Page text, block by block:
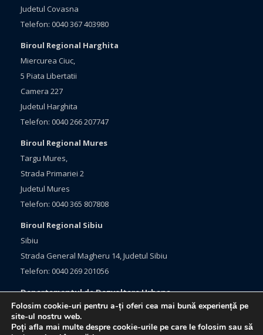
Judetul Covasna
Telefon: 0040 367 403980
Biroul Regional Harghita
Miercurea Ciuc,
5 Piata Libertatii
Camera 227
Judetul Harghita
Telefon: 0040 266 207747
Biroul Regional Mures
Targu Mures,
Strada Primariei 2
Judetul Mures
Telefon: 0040 365 807808
Biroul Regional Sibiu
Sibiu
Strada General Magheru 14, Judetul Sibiu
Telefon: 0040 269 201056
Departamentul de Dezvoltare Urbana
Brasov, Bulevardul Eroilor 33
Judetul Brasov
Folosim cookie-uri pentru a-ți oferi cea mai bună experiență pe
site-ul nostru web.
Poți afla mai multe despre cookie-urile pe care le folosim sau să